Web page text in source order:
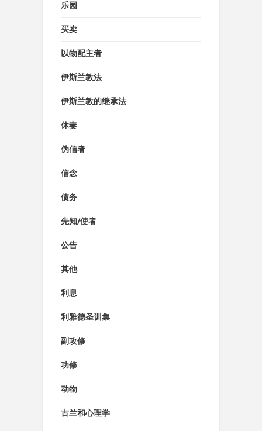
乐园
买卖
以物配主者
伊斯兰教法
伊斯兰教的继承法
休妻
伪信者
信念
债务
先知/使者
公告
其他
利息
利雅德圣训集
副攻修
功修
动物
古兰和心理学